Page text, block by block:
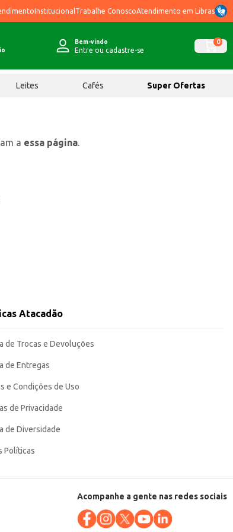
Institucional Trabalhe ConoscoAtendimento em Libras
Bem-vindo
Entre ou cadastre-se
0
Leites Cafés Super Ofertas
a essa página.
Atacadão
de Trocas e Devoluções
de Entregas
e Condições de Uso
de Privacidade
de Diversidade
Políticas
Acompanhe a gente nas redes sociais